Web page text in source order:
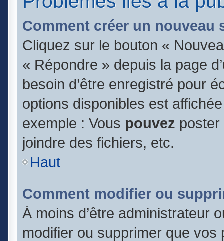
Comment créer un nouveau
Cliquez sur le bouton «
« Répondre » depuis la page
besoin d’être enregistré pour
options disponibles est
exemple : Vous pouvez
joindre des fichiers, etc.
Haut
Comment modifier ou
À moins d’être administrateur
modifier ou supprimer que